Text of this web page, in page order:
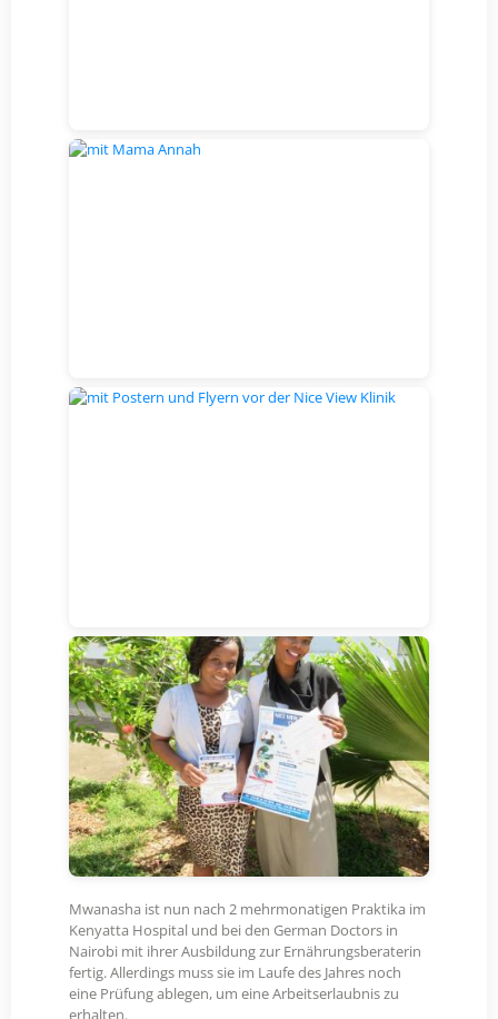
Mwanasha ist nun nach 2 mehrmonatigen Praktika im
Kenyatta Hospital und bei den German Doctors in
Nairobi mit ihrer Ausbildung zur Ernährungsberaterin
fertig. Allerdings muss sie im Laufe des Jahres noch
eine Prüfung ablegen, um eine Arbeitserlaubnis zu
erhalten.